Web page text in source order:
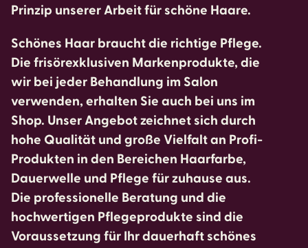
Prinzip unserer Arbeit für schöne Haare.
Schönes Haar braucht die richtige Pflege.
Die frisörexklusiven Markenprodukte, die
wir bei jeder Behandlung im Salon
verwenden, erhalten Sie auch bei uns im
Shop. Unser Angebot zeichnet sich durch
hohe Qualität und große Vielfalt an Profi-
Produkten in den Bereichen Haarfarbe,
Dauerwelle und Pflege für zuhause aus.
Die professionelle Beratung und die
hochwertigen Pflegeprodukte sind die
Voraussetzung für Ihr dauerhaft schönes